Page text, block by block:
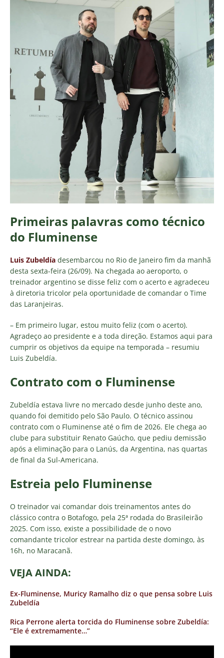
Primeiras palavras como técnico
do Fluminense
Luis Zubeldía desembarcou no Rio de Janeiro fim da manhã
desta sexta-feira (26/09). Na chegada ao aeroporto, o
treinador argentino se disse feliz com o acerto e agradeceu
à diretoria tricolor pela oportunidade de comandar o Time
das Laranjeiras.
– Em primeiro lugar, estou muito feliz (com o acerto).
Agradeço ao presidente e a toda direção. Estamos aqui para
cumprir os objetivos da equipe na temporada – resumiu
Luis Zubeldía.
Contrato com o Fluminense
Zubeldía estava livre no mercado desde junho deste ano,
quando foi demitido pelo São Paulo. O técnico assinou
contrato com o Fluminense até o fim de 2026. Ele chega ao
clube para substituir Renato Gaúcho, que pediu demissão
após a eliminação para o Lanús, da Argentina, nas quartas
de final da Sul-Americana.
Estreia pelo Fluminense
O treinador vai comandar dois treinamentos antes do
clássico contra o Botafogo, pela 25ª rodada do Brasileirão
2025. Com isso, existe a possibilidade de o novo
comandante tricolor estrear na partida deste domingo, às
16h, no Maracanã.
VEJA AINDA:
Ex-Fluminense, Muricy Ramalho diz o que pensa sobre Luis
Zubeldía
Rica Perrone alerta torcida do Fluminense sobre Zubeldía:
“Ele é extremamente…”